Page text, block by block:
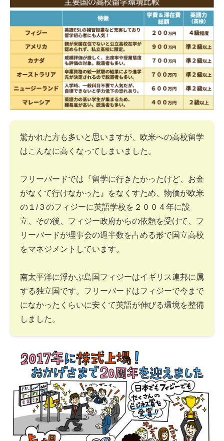
驚かれた方も多いと思いますが、欧米への高校留学
はこんなに高くなってしまいました。
フリーバードでは『留学に行きたかったけど、お金
がなくて行けなかった』をなくすため、物価が欧米
の１/３のフィジーに英語学校を２００４年に設
立、その後、フィジー政府からの依頼を受けて、フ
リーバードが理事会の過半数を占める形で国立高校
をマネジメントしています。
南太平洋に浮かぶ島国フィジーはイギリス連邦に属
する独立国です。フリーバードはフィジーで今まで
になかったくらいに安くて英語が伸びる環境を整備
しました。